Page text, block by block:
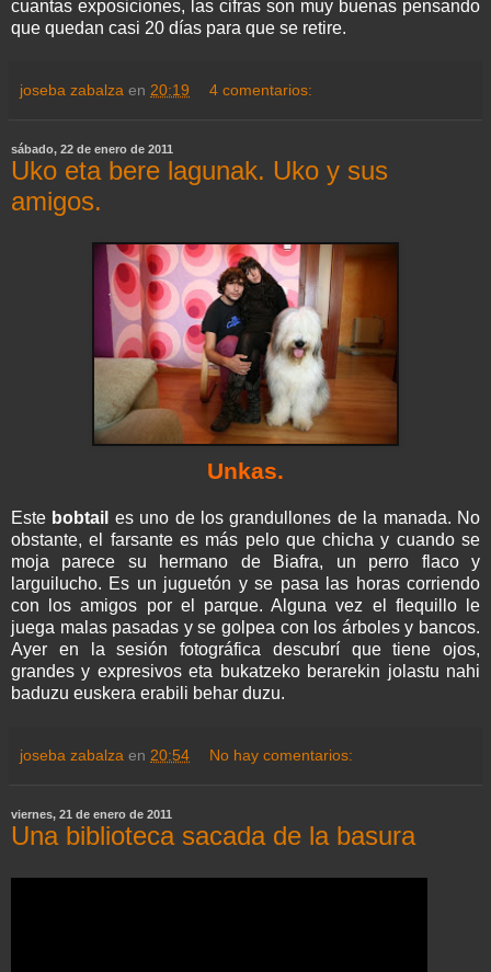
cuantas exposiciones, las cifras son muy buenas pensando
que quedan casi 20 días para que se retire.
joseba zabalza en 20:19 4 comentarios:
sábado, 22 de enero de 2011
Uko eta bere lagunak. Uko y sus
amigos.
Unkas.
Este bobtail es uno de los grandullones de la manada. No
obstante, el farsante es más pelo que chicha y cuando se
moja parece su hermano de
Biafra, un perro flaco y
larguilucho. Es un juguetón y se pasa las horas corriendo
con los amigos por el parque. Alguna vez el flequillo le
juega malas pasadas y se golpea con los árboles y bancos.
Ayer en la sesión fotográfica descubrí que tiene ojos,
grandes y expresivoseta bukatzeko berarekin jolastu nahi
baduzu euskera erabili behar duzu.
joseba zabalza en 20:54 No hay comentarios:
viernes, 21 de enero de 2011
Una biblioteca sacada de la basura